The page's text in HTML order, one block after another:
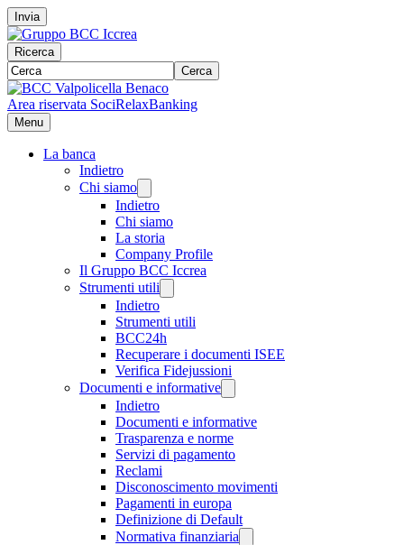
Invia
Ricerca
Cerca
Area riservata SociRelaxBanking
Menu
La banca
Indietro
Chi siamo
Indietro
Chi siamo
La storia
Company Profile
Il Gruppo BCC Iccrea
Strumenti utili
Indietro
Strumenti utili
BCC24h
Recuperare i documenti ISEE
Verifica Fidejussioni
Documenti e informative
Indietro
Documenti e informative
Trasparenza e norme
Servizi di pagamento
Reclami
Disconoscimento movimenti
Pagamenti in europa
Definizione di Default
Normativa finanziaria